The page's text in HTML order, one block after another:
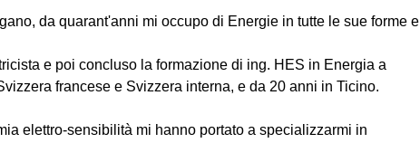
da quarant'anni mi occupo di Energie in tutte le sue forme e
e poi concluso la formazione di ing. HES in Energia a
francese e Svizzera interna, e da 20 anni in Ticino.
elettro-sensibilità mi hanno portato a specializzarmi in